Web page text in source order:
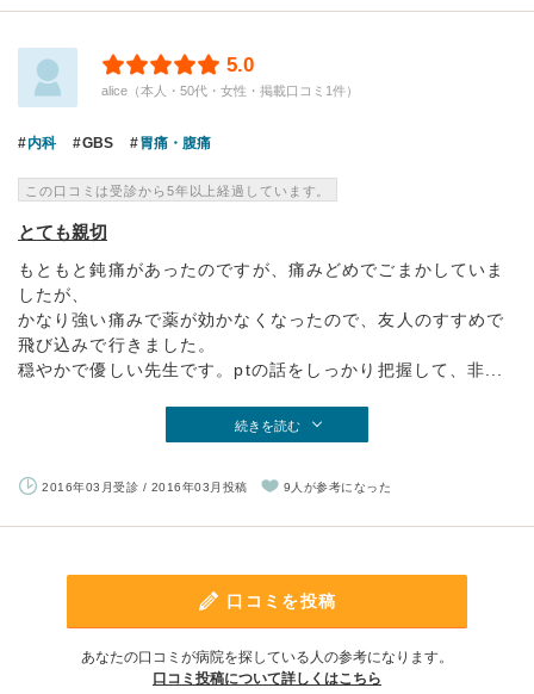
5.0
alice（本人・50代・女性・掲載口コミ1件）
内科 GBS 胃痛・腹痛
この口コミは受診から5年以上経過しています。
とても親切
もともと鈍痛があったのですが、痛みどめでごまかしていま
したが、
かなり強い痛みで薬が効かなくなったので、友人のすすめで
飛び込みで行きました。
穏やかで優しい先生です。ptの話をしっかり把握して、非...
続きを読む
2016年03月受診 / 2016年03月投稿 9人が参考になった
口コミを投稿
あなたの口コミが病院を探している人の参考になります。
口コミ投稿について詳しくはこちら